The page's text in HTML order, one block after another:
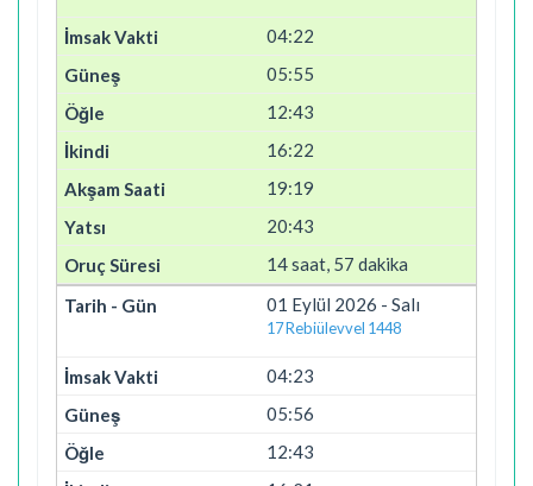
04:22
05:55
12:43
16:22
19:19
20:43
14 saat, 57 dakika
01 Eylül 2026 - Salı
17 Rebiülevvel 1448
04:23
05:56
12:43